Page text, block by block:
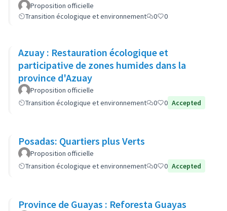
Proposition officielle
Transition écologique et environnement
0 0
Azuay : Restauration écologique et
participative de zones humides dans la
province d'Azuay
Proposition officielle
Transition écologique et environnement
0 0 Accepted
Posadas: Quartiers plus Verts
Proposition officielle
Transition écologique et environnement
0 0 Accepted
Province de Guayas : Reforesta Guayas